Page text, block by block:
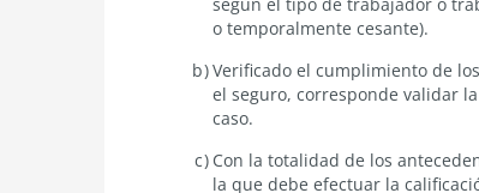
o temporalmente cesante).
Verificado el cumplimiento de
el seguro, corresponde validar
caso.
Con la totalidad de los
la que debe efectuar la